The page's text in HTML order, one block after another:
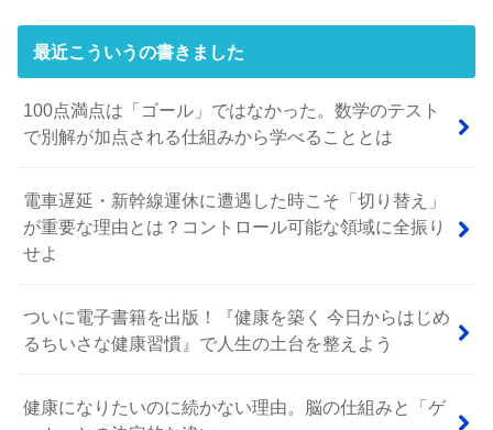
最近こういうの書きました
100点満点は「ゴール」ではなかった。数学のテスト
で別解が加点される仕組みから学べることとは
電車遅延・新幹線運休に遭遇した時こそ「切り替え」
が重要な理由とは？コントロール可能な領域に全振り
せよ
ついに電子書籍を出版！『健康を築く 今日からはじめ
るちいさな健康習慣』で人生の土台を整えよう
健康になりたいのに続かない理由。脳の仕組みと「ゲ